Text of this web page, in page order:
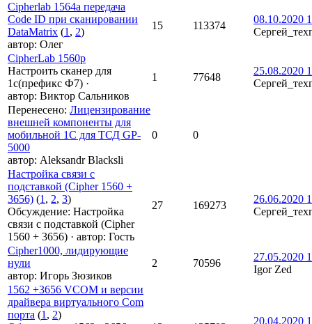
Cipherlab 1564a передача
Code ID при сканировании
DataMatrix (1 , 2)
автор: Олег
15 113374
08.10.2020
CipherLab 1560p
Настроить сканер для
1с(префикс Ф7) ·
автор: Виктор Сальников
1 77648
25.08.2020
Перенесено: Лицензирование
внешней компоненты для
мобильной 1С для ТСД GP-
5000
автор: Aleksandr Blacksli
0 0
Настройка связи с
подставкой (Cipher 1560 +
3656) (1 , 2, 3)
Обсуждение: Настройка
связи с подставкой (Cipher
1560 + 3656) · автор: Гость
27 169273
26.06.2020
Cipher1000, лидирующие
нули
автор: Игорь Зюзиков
2 70596
27.05.2020
Igor Zed
1562 +3656 VCOM и версии
драйвера виртуального Com
порта (1 , 2)
20.04.2020